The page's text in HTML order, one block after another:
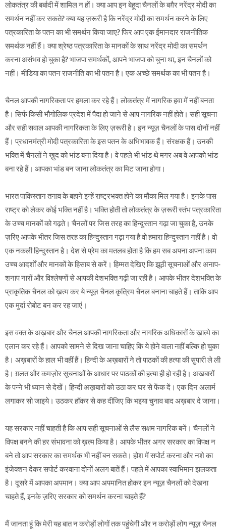
लोकतंत्र की बर्बादी में शामिल न हों। क्या आप इन बेहूदा चैनलों के बग़ैर नरेंद्र मोदी का
समर्थन नहीं कर सकते? क्या यह ज़रूरी है कि नरेंद्र मोदी का समर्थन करने के लिए
पत्रकारिता के पतन का भी समर्थन किया जाए? फिर आप एक ईमानदार राजनीतिक
समर्थक नहीं हैं। क्या श्रेष्ठ पत्रकारिता के मानकों के साथ नरेंद्र मोदी का समर्थन
करना असंभव हो चुका है? भाजपा समर्थकों, आपने भाजपा को चुना था, इन चैनलों को
नहीं। मीडिया का पतन राजनीति का भी पतन है। एक अच्छे समर्थक का भी पतन है।
चैनल आपकी नागरिकता पर हमला कर रहे हैं। लोकतंत्र में नागरिक हवा में नहीं बनता
है। सिर्फ किसी भौगोलिक प्रदेश में पैदा हो जाने से आप नागरिक नहीं होते। सही सूचना
और सही सवाल आपकी नागरिकता के लिए ज़रूरी है। इन न्यूज़ चैनलों के पास दोनों नहीं
हैं। प्रधानमंत्री मोदी पत्रकारिता के इस पतन के अभिभावक हैं। संरक्षक हैं। उनकी
भक्ति में चैनलों ने ख़ुद को भांड बना दिया है। वे पहले भी भांड थे मगर अब वे आपको भांड
बना रहे हैं। आपका भांड बन जाना लोकतंत्र का मिट जाना होगा।
भारत पाकिस्तान तनाव के बहाने इन्हें राष्ट्रभक्त होने का मौका मिल गया है। इनके पास
राष्ट्र को लेकर कोई भक्ति नहीं है। भक्ति होती तो लोकतंत्र के ज़रूरी स्तंभ पत्रकारिता
के उच्च मानकों को गढ़ते। चैनलों पर जिस तरह का हिन्दुस्तान गढ़ा जा चुका है, उनके
ज़रिए आपके भीतर जिस तरह का हिन्दुस्तान गढ़ा गया है वो हमारा हिन्दुस्तान नहीं है। वो
एक नकली हिन्दुस्तान है। देश से प्रेम का मतलब होता है कि हम सब अपना अपना काम
उच्च आदर्शों और मानकों के हिसाब से करें। हिम्मत देखिए कि झूठी सूचनाओं और अनाप-
शनाप नारों और विश्लेषणों से आपकी देशभक्ति गढ़ी जा रही है। आपके भीतर देशभक्ति के
प्राकृतिक चैनल को ख़त्म कर ये न्यूज़ चैनल कृत्रिम चैनल बनाना चाहते हैं। ताकि आप
एक मुर्दा रोबोट बन कर रह जाएं।
इस वक्त के अख़बार और चैनल आपकी नागरिकता और नागरिक अधिकारों के ख़ात्मे का
एलान कर रहे हैं। आपको सामने से दिख जाना चाहिए कि ये होने वाला नहीं बल्कि हो चुका
है। अख़बारों के हाल भी वहीं हैं। हिन्दी के अख़बारों ने तो पाठकों की हत्या की सुपारी ले ली
है। ग़लत और कमज़ोर सूचनाओं के आधार पर पाठकों की हत्या ही हो रही है। अखबारों
के पन्ने भी ध्यान से देखें। हिन्दी अख़बारों को उठा कर घर से फेंक दें। एक दिन अलार्म
लगाकर सो जाइये। उठकर हॉकर से कह दीजिए कि भइया चुनाव बाद अख़बार दे जाना।
यह सरकार नहीं चाहती है कि आप सही सूचनाओं से लैस सक्षम नागरिक बनें। चैनलों ने
विपक्ष बनने की हर संभावना को ख़त्म किया है। आपके भीतर अगर सरकार का विपक्ष न
बने तो आप सरकार का समर्थक भी नहीं बन सकते। होश में सपोर्ट करना और नशे का
इंजेक्शन देकर सपोर्ट करवाना दोनों अलग बातें हैं। पहले में आपका स्वाभिमान झलकता
है। दूसरे में आपका अपमान। क्या आप अपमानित होकर इन न्यूज़ चैनलों को देखना
चाहते हैं, इनके ज़रिए सरकार को समर्थन करना चाहते हैं?
मैं जानता हूं कि मेरी यह बात न करोड़ों लोगों तक पहुंचेगी और न करोड़ों लोग न्यूज़ चैनल